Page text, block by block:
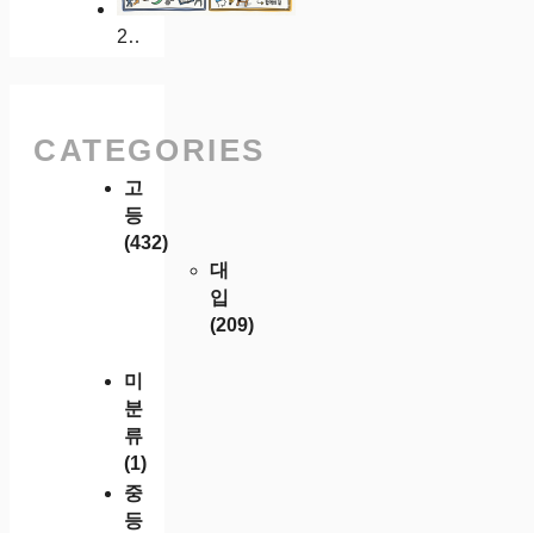
2027학년도 부천과학고 입학 전형 요강 핵심 분석 및 전국 과고 입시 흐름
CATEGORIES
고
등
(432)
대
입
(209)
미
분
류
(1)
중
등